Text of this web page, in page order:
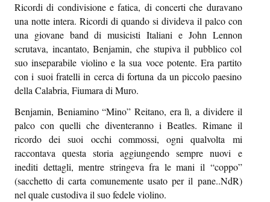
Ricordi di condivisione e fatica, di concerti che duravano
una notte intera. Ricordi di quando si divideva il palco con
una giovane band di musicisti Italiani e John Lennon
scrutava, incantato, Benjamin, che stupiva il pubblico col
suo inseparabile violino e la sua voce potente. Era partito
con i suoi fratelli in cerca di fortuna da un piccolo paesino
della Calabria, Fiumara di Muro.
Benjamin, Beniamino “Mino” Reitano, era lì, a dividere il
palco con quelli che diventeranno i Beatles. Rimane il
ricordo dei suoi occhi commossi, ogni qualvolta mi
raccontava questa storia aggiungendo sempre nuovi e
inediti dettagli, mentre stringeva fra le mani il “coppo”
(sacchetto di carta comunemente usato per il pane..NdR)
nel quale custodiva il suo fedele violino.